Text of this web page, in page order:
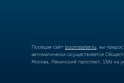
Посещая сайт boomstarter.ru , вы
автоматически осуществляется
Москва, Ленинский проспект, 15А) на